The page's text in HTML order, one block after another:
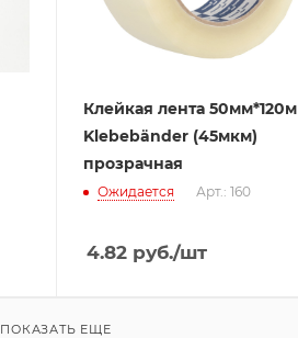
Клейкая лента 50мм*120м
Klebebänder (45мкм)
прозрачная
Ожидается Арт.: 160
4.82руб./шт
ПОКАЗАТЬ ЕЩЕ